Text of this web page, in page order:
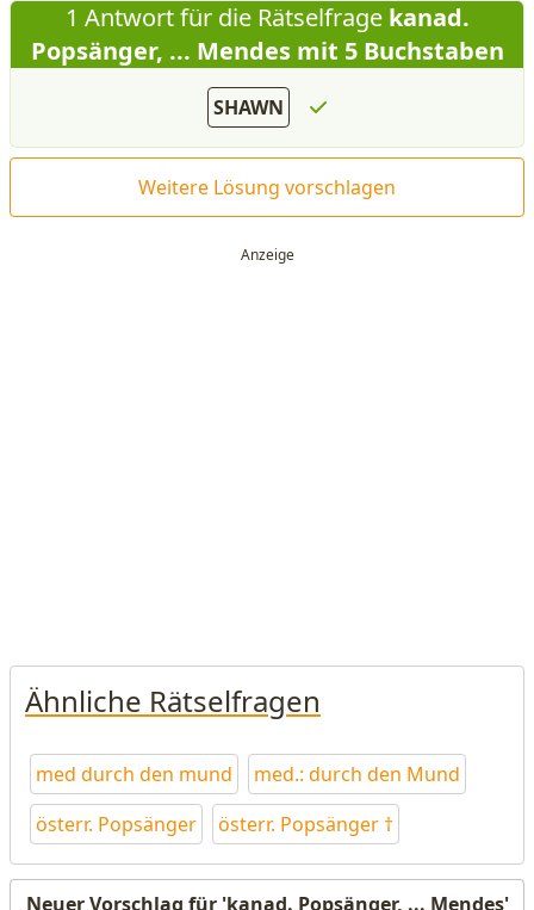
1 Antwort für die Rätselfragekanad.
Popsänger, ... Mendes mit 5 Buchstaben
SHAWN
Weitere Lösung vorschlagen
Ähnliche Rätselfragen
med durch den mund
med.: durch den Mund
österr. Popsänger
österr. Popsänger †
Neuer Vorschlag für 'kanad. Popsänger, ... Mendes'